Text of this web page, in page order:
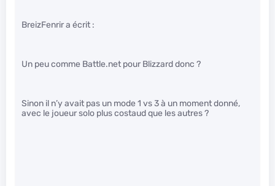
BreizFenrir a écrit :
Un peu comme Battle.net pour Blizzard donc ?
Sinon il n’y avait pas un mode 1 vs 3 à un moment donné,
avec le joueur solo plus costaud que les autres ?